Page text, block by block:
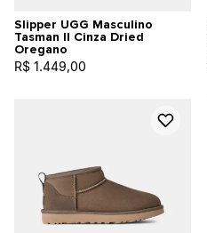
Slipper UGG Masculino
Tasman II Cinza Dried
Oregano
R$ 1.449,00